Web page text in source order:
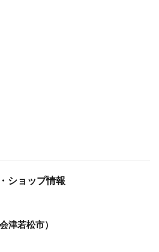
ショップ情報
津若松市）